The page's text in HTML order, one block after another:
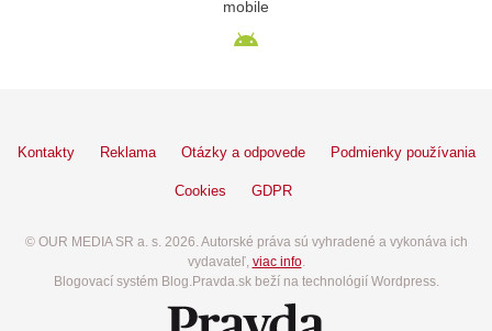
mobile
Kontakty Reklama Otázky a odpovede Podmienky používania
Cookies GDPR
© OUR MEDIA SR a. s. 2026. Autorské práva sú vyhradené a vykonáva ich
vydavateľ, viac info.
Blogovací systém Blog.Pravda.sk beží na technológií Wordpress.